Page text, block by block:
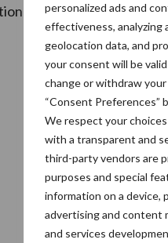
personalized ads and
effectiveness, analyzing
geolocation data, and
your consent will be
change or withdraw
“Consent
We respect your
with a transparent and
third-party vendors are
purposes and special
information on a device,
advertising and content
and services
handelsmarkt